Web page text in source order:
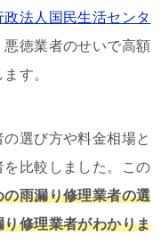
政法人国民生活センタ
徳業者のせいで高額
す。
選び方や料金相場と
比較しました。この
雨漏り修理業者の選
修理業者がわかりま